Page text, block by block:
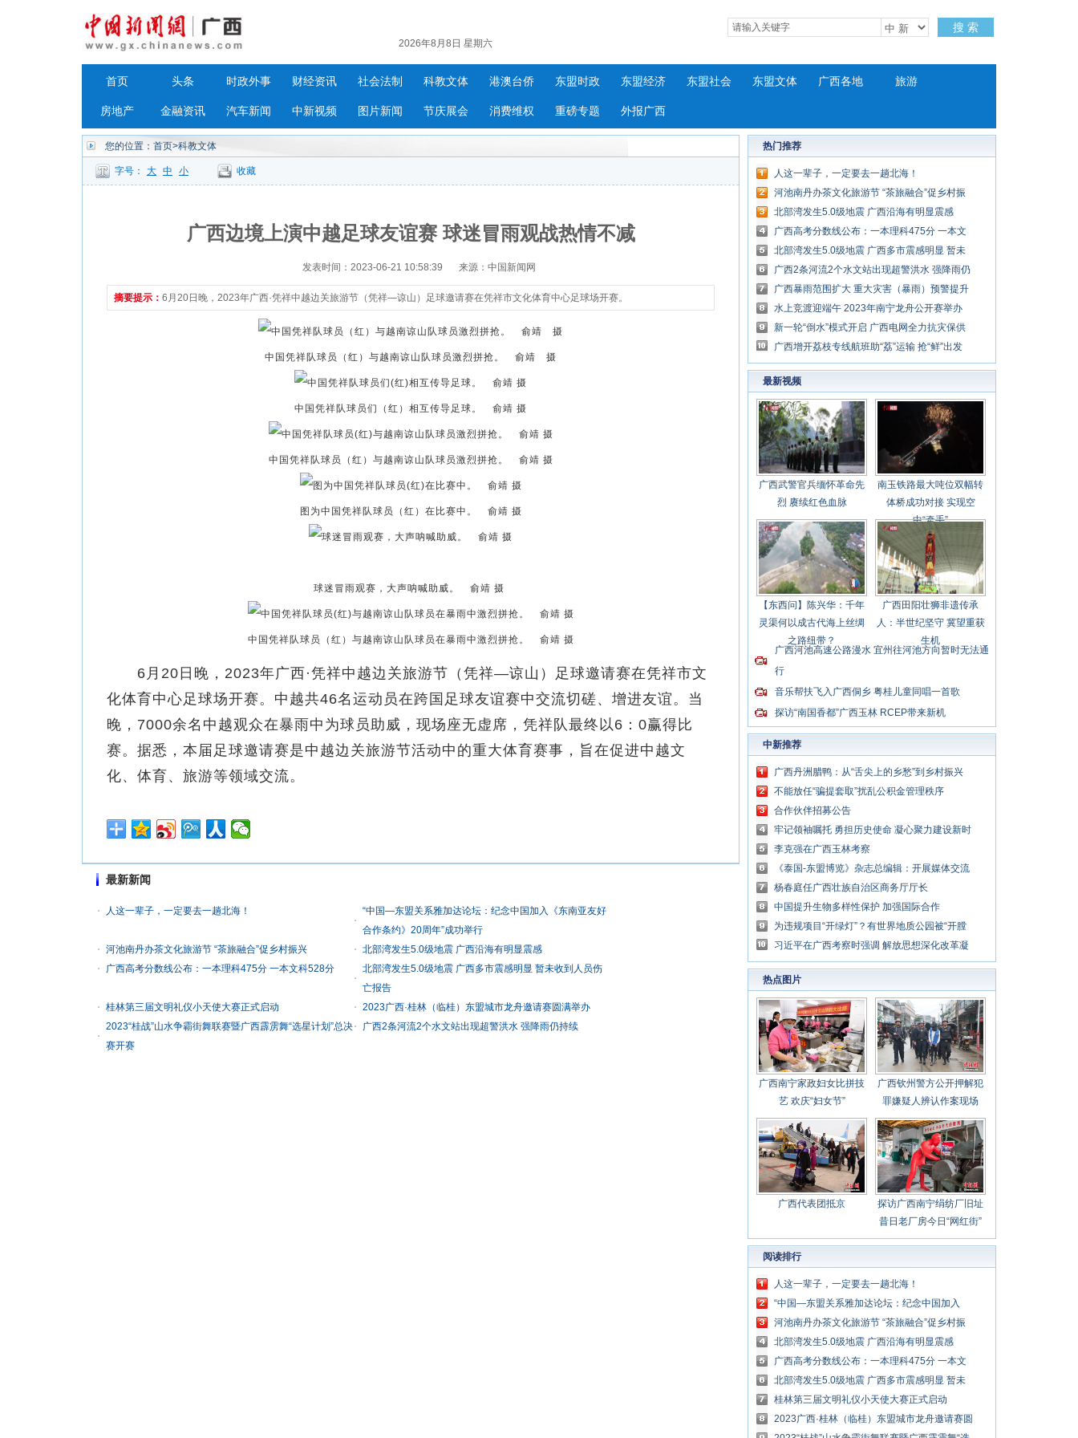
2026年8月8日 星期六
搜 索
首页 头条 时政外事 财经资讯 社会法制 科教文体 港澳台侨 东盟时政 东盟经济 东盟社会 东盟文体 广西各地 旅游
房地产 金融资讯 汽车新闻 中新视频 图片新闻 节庆展会 消费维权 重磅专题 外报广西
您的位置： 首页>科教文体
字号： 大 中 小 收藏
广西边境上演中越足球友谊赛 球迷冒雨观战热情不减
发表时间：2023-06-21 10:58:39 来源：中国新闻网
摘要提示： 6月20日晚，2023年广西·凭祥中越边关旅游节（凭祥—谅山）足球邀请赛在凭祥市文化体育中心足球场开赛。
中国凭祥队球员（红）与越南谅山队球员激烈拼抢。 俞靖 摄
中国凭祥队球员们（红）相互传导足球。 俞靖 摄
中国凭祥队球员（红）与越南谅山队球员激烈拼抢。 俞靖 摄
图为中国凭祥队球员（红）在比赛中。 俞靖 摄
球迷冒雨观赛，大声呐喊助威。 俞靖 摄
中国凭祥队球员（红）与越南谅山队球员在暴雨中激烈拼抢。 俞靖 摄
6月20日晚，2023年广西·凭祥中越边关旅游节（凭祥—谅山）足球邀请赛在凭祥市文
化体育中心足球场开赛。中越共46名运动员在跨国足球友谊赛中交流切磋、增进友谊。当
晚，7000余名中越观众在暴雨中为球员助威，现场座无虚席，凭祥队最终以6：0赢得比
赛。据悉，本届足球邀请赛是中越边关旅游节活动中的重大体育赛事，旨在促进中越文
化、体育、旅游等领域交流。
最新新闻
人这一辈子，一定要去一趟北海！
“中国—东盟关系雅加达论坛：纪念中国加入《东南亚友好
合作条约》20周年”成功举行
河池南丹办茶文化旅游节 “茶旅融合”促乡村振兴
北部湾发生5.0级地震 广西沿海有明显震感
广西高考分数线公布：一本理科475分 一本文科528分
北部湾发生5.0级地震 广西多市震感明显 暂未收到人员伤
亡报告
桂林第三届文明礼仪小天使大赛正式启动
2023广西·桂林（临桂）东盟城市龙舟邀请赛圆满举办
2023“桂战”山水争霸街舞联赛暨广西霹雳舞“选星计划”总决
赛开赛
广西2条河流2个水文站出现超警洪水 强降雨仍持续
热门推荐
人这一辈子，一定要去一趟北海！
河池南丹办茶文化旅游节 “茶旅融合”促乡村振
兴
北部湾发生5.0级地震 广西沿海有明显震感
广西高考分数线公布：一本理科475分 一本文
科528分
北部湾发生5.0级地震 广西多市震感明显 暂未
收到人员伤亡报告
广西2条河流2个水文站出现超警洪水 强降雨仍
持续
广西暴雨范围扩大 重大灾害（暴雨）预警提升
至Ⅱ级
水上竞渡迎端午 2023年南宁龙舟公开赛举办
新一轮“倒水”模式开启 广西电网全力抗灾保供
电
广西增开荔枝专线航班助“荔”运输 抢“鲜”出发
最新视频
广西武警官兵缅怀革命先
烈 赓续红色血脉
南玉铁路最大吨位双幅转
体桥成功对接 实现空
中“牵手”
【东西问】陈兴华：千年
灵渠何以成古代海上丝绸
之路纽带？
广西田阳壮狮非遗传承
人：半世纪坚守 冀望重获
生机
广西河池高速公路漫水 宜州往河池方向暂时无法通
行
音乐帮扶飞入广西侗乡 粤桂儿童同唱一首歌
探访“南国香都”广西玉林 RCEP带来新机
中新推荐
广西丹洲腊鸭：从“舌尖上的乡愁”到乡村振兴
的“利器”
不能放任“骗提套取”扰乱公积金管理秩序
合作伙伴招募公告
牢记领袖嘱托 勇担历史使命 凝心聚力建设新时
代中国特色社会主义壮美广西
李克强在广西玉林考察
《泰国-东盟博览》杂志总编辑：开展媒体交流
讲好中国与东盟合作故事
杨春庭任广西壮族自治区商务厅厅长
中国提升生物多样性保护 加强国际合作
为违规项目“开绿灯”？有世界地质公园被“开膛
破肚”
习近平在广西考察时强调 解放思想深化改革凝
心聚力担当实干 建设新时代中国特色社会主义
壮美
热点图片
广西南宁家政妇女比拼技
艺 欢庆“妇女节”
广西钦州警方公开押解犯
罪嫌疑人辨认作案现场
广西代表团抵京
探访广西南宁绢纺厂旧址
昔日老厂房今日“网红街”
阅读排行
人这一辈子，一定要去一趟北海！
“中国—东盟关系雅加达论坛：纪念中国加入
《东南亚友好合作条约》20周年”成功举行
河池南丹办茶文化旅游节 “茶旅融合”促乡村振
兴
北部湾发生5.0级地震 广西沿海有明显震感
广西高考分数线公布：一本理科475分 一本文
科528分
北部湾发生5.0级地震 广西多市震感明显 暂未
收到人员伤亡报告
桂林第三届文明礼仪小天使大赛正式启动
2023广西·桂林（临桂）东盟城市龙舟邀请赛圆